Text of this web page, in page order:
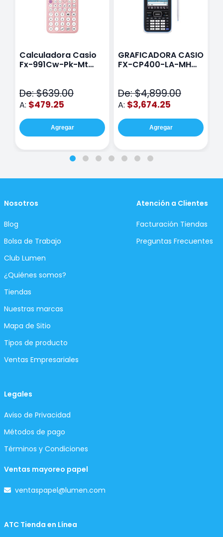
Calculadora Casio
Fx-991Cw-Pk-Mt
De: $639.00
A: $479.25
Agregar
GRAFICADORA CASIO
FX-CP400-LA-MH
De: $4,899.00
A: $3,674.25
Agregar
Nosotros
Blog
Bolsa de Trabajo
Club Lumen
¿Quiénes somos?
Tiendas
Nuestras marcas
Mapa de Sitio
Tipos de producto
Ventas Empresariales
Atención a Clientes
Facturación Tiendas
Preguntas Frecuentes
Legales
Aviso de Privacidad
Métodos de pago
Términos y Condiciones
Ventas mayoreo papel
ventaspapel@lumen.com
ATC Tienda en Línea